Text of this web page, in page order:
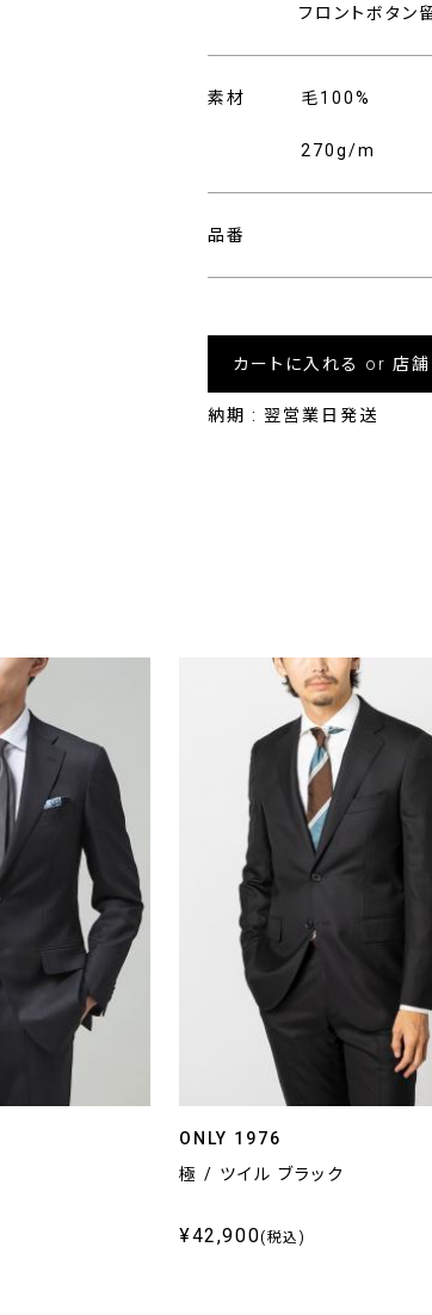
フロントボタン
素材 毛100%
270g/m
品番
カートに入れる or 店舗
納期 : 翌営業日発送
ONLY 1976
極 / ツイル ブラック
¥42,900(税込)